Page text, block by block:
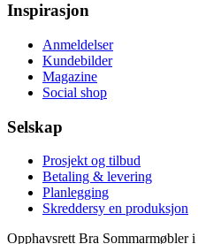
Inspirasjon
Anmeldelser
Kundebilder
Magazine
Social shop
Selskap
Prosjekt og tilbud
Betaling & levering
Planlegging
Skreddersy en produksjon
Opphavsrett Bra Sommarmøbler